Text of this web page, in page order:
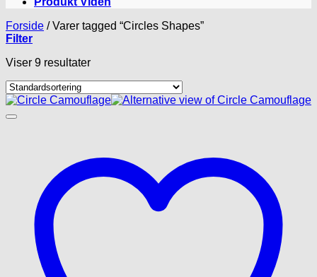
Forside /Varer tagged “Circles Shapes”
Filter
Viser 9 resultater